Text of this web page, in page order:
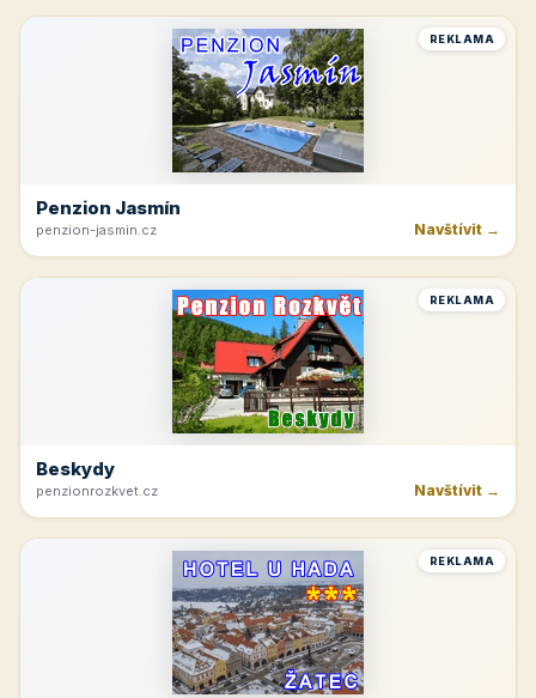
REKLAMA
Penzion Jasmín
penzion-jasmin.cz Navštívit →
REKLAMA
Beskydy
penzionrozkvet.cz Navštívit →
REKLAMA